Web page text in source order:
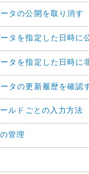
タの公開を取り消す
タを指定した日時に
タを指定した日時に
タの更新履歴を確認
ルドごとの入力方法
管理